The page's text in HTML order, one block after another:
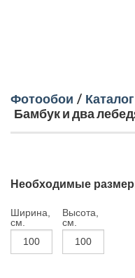
Фотообои / Каталог
Бамбук и два
Необходимые
Ширина,
см.
Высота,
см.